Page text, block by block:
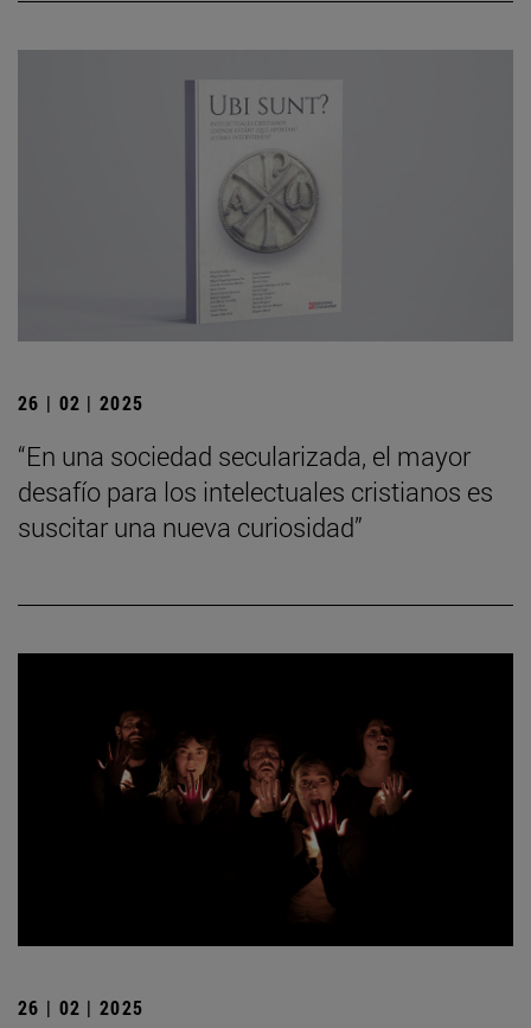
26 | 02 | 2025
“En una sociedad secularizada, el mayor
desafío para los intelectuales cristianos es
suscitar una nueva curiosidad”
26 | 02 | 2025